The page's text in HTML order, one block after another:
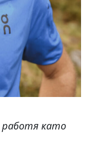
работя като